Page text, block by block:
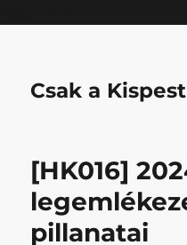
Csak a
[HK016]
pillanatai